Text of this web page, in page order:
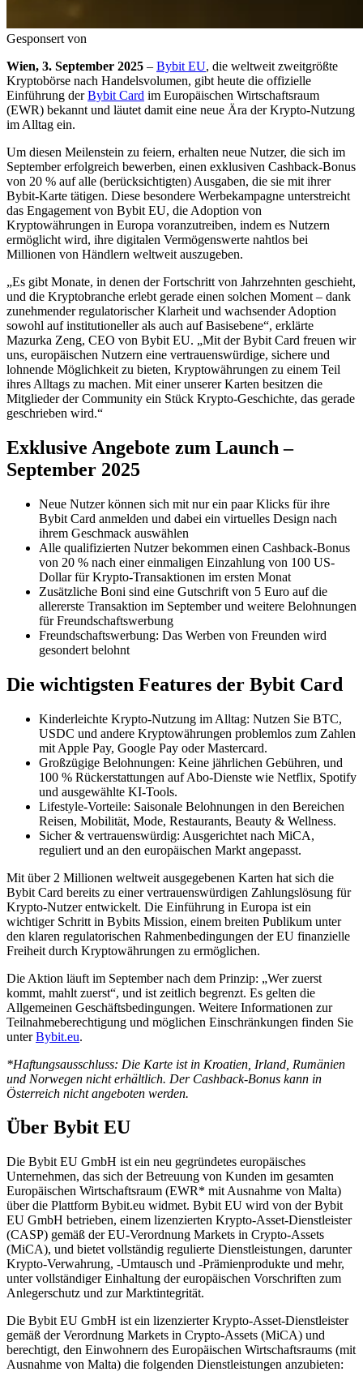
Gesponsert von
Wien, 3. September 2025 – Bybit EU, die weltweit zweitgrößte
Kryptobörse nach Handelsvolumen, gibt heute die offizielle
Einführung derBybit Card im Europäischen Wirtschaftsraum
(EWR) bekannt und läutet damit eine neue Ära der Krypto-Nutzung
im Alltag ein.
Um diesen Meilenstein zu feiern, erhalten neue Nutzer, die sich im
September erfolgreich bewerben, einen exklusiven Cashback-Bonus
von 20 % auf alle (berücksichtigten) Ausgaben, die sie mit ihrer
Bybit-Karte tätigen. Diese besondere Werbekampagne unterstreicht
das Engagement von Bybit EU, die Adoption von
Kryptowährungen in Europa voranzutreiben, indem es Nutzern
ermöglicht wird, ihre digitalen Vermögenswerte nahtlos bei
Millionen von Händlern weltweit auszugeben.
„Es gibt Monate, in denen der Fortschritt von Jahrzehnten geschieht,
und die Kryptobranche erlebt gerade einen solchen Moment – dank
zunehmender regulatorischer Klarheit und wachsender Adoption
sowohl auf institutioneller als auch auf Basisebene“, erklärte
Mazurka Zeng, CEO von Bybit EU. „Mit der Bybit Card freuen wir
uns, europäischen Nutzern eine vertrauenswürdige, sichere und
lohnende Möglichkeit zu bieten, Kryptowährungen zu einem Teil
ihres Alltags zu machen. Mit einer unserer Karten besitzen die
Mitglieder der Community ein Stück Krypto-Geschichte, das gerade
geschrieben wird.“
Exklusive Angebote zum Launch –
September 2025
Neue Nutzer können sich mit nur ein paar Klicks für ihre
Bybit Card anmelden und dabei ein virtuelles Design nach
ihrem Geschmack auswählen
Alle qualifizierten Nutzer bekommen einen Cashback-Bonus
von 20 % nach einer einmaligen Einzahlung von 100 US-
Dollar für Krypto-Transaktionen im ersten Monat
Zusätzliche Boni sind eine Gutschrift von 5 Euro auf die
allererste Transaktion im September und weitere Belohnungen
für Freundschaftswerbung
Freundschaftswerbung: Das Werben von Freunden wird
gesondert belohnt
Die wichtigsten Features der Bybit Card
Kinderleichte Krypto-Nutzung im Alltag: Nutzen Sie BTC,
USDC und andere Kryptowährungen problemlos zum Zahlen
mit Apple Pay, Google Pay oder Mastercard.
Großzügige Belohnungen: Keine jährlichen Gebühren, und
100 % Rückerstattungen auf Abo-Dienste wie Netflix, Spotify
und ausgewählte KI-Tools.
Lifestyle-Vorteile: Saisonale Belohnungen in den Bereichen
Reisen, Mobilität, Mode, Restaurants, Beauty & Wellness.
Sicher & vertrauenswürdig: Ausgerichtet nach MiCA,
reguliert und an den europäischen Markt angepasst.
Mit über 2 Millionen weltweit ausgegebenen Karten hat sich die
Bybit Card bereits zu einer vertrauenswürdigen Zahlungslösung für
Krypto-Nutzer entwickelt. Die Einführung in Europa ist ein
wichtiger Schritt in Bybits Mission, einem breiten Publikum unter
den klaren regulatorischen Rahmenbedingungen der EU finanzielle
Freiheit durch Kryptowährungen zu ermöglichen.
Die Aktion läuft im September nach dem Prinzip: „Wer zuerst
kommt, mahlt zuerst“, und ist zeitlich begrenzt. Es gelten die
Allgemeinen Geschäftsbedingungen. Weitere Informationen zur
Teilnahmeberechtigung und möglichen Einschränkungen finden Sie
unterBybit.eu.
*Haftungsausschluss: Die Karte ist in Kroatien, Irland, Rumänien
und Norwegen nicht erhältlich. Der Cashback-Bonus kann in
Österreich nicht angeboten werden.
Über Bybit EU
Die Bybit EU GmbH ist ein neu gegründetes europäisches
Unternehmen, das sich der Betreuung von Kunden im gesamten
Europäischen Wirtschaftsraum (EWR* mit Ausnahme von Malta)
über die Plattform Bybit.eu widmet. Bybit EU wird von der Bybit
EU GmbH betrieben, einem lizenzierten Krypto-Asset-Dienstleister
(CASP) gemäß der EU-Verordnung Markets in Crypto-Assets
(MiCA), und bietet vollständig regulierte Dienstleistungen, darunter
Krypto-Verwahrung, -Umtausch und -Prämienprodukte und mehr,
unter vollständiger Einhaltung der europäischen Vorschriften zum
Anlegerschutz und zur Marktintegrität.
Die Bybit EU GmbH ist ein lizenzierter Krypto-Asset-Dienstleister
gemäß der Verordnung Markets in Crypto-Assets (MiCA) und
berechtigt, den Einwohnern des Europäischen Wirtschaftsraums (mit
Ausnahme von Malta) die folgenden Dienstleistungen anzubieten: